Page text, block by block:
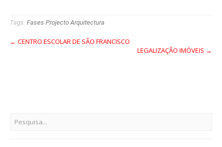
Tags: Fases Projecto Arquitectura
← CENTRO ESCOLAR DE SÃO FRANCISCO
LEGALIZAÇÃO IMÓVEIS →